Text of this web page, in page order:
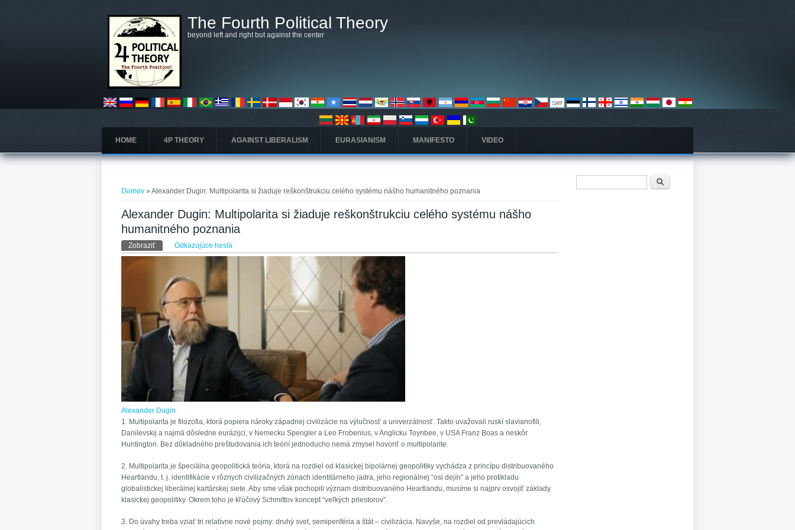
The Fourth Political Theory
beyond left and right but against the center
HOME 4P THEORY AGAINST LIBERALISM EURASIANISM MANIFESTO VIDEO
Domov » Alexander Dugin: Multipolarita si žiaduje reškonštrukciu celého systému nášho humanitného poznania
Alexander Dugin: Multipolarita si žiaduje reškonštrukciu celého systému nášho
humanitného poznania
Primárne karty
Zobraziť (aktívna karta)
Odkazujúce heslá
Alexander Dugin
1. Multipolarita je filozofia, ktorá popiera nároky západnej civilizácie na výlučnosť a univerzálnosť. Takto uvažovali ruskí slavianofili,
Danilevskij a najmä dôsledne eurázijci, v Nemecku Spengler a Leo Frobenius, v Anglicku Toynbee, v USA Franz Boas a neskôr
Huntington. Bez dôkladného preštudovania ich teórií jednoducho nemá zmysel hovoriť o multipolarite.
2. Multipolarita je špeciálna geopolitická teória, ktorá na rozdiel od klasickej bipolárnej geopolitiky vychádza z princípu distribuovaného
Heartlandu, t. j. identifikácie v rôznych civilizačných zónach identitárneho jadra, jeho regionálnej “osi dejín” a jeho protikladu
globalistickej liberálnej kartárskej siete. Aby sme však pochopili význam distribuovaného Heartlandu, musíme si najprv osvojiť základy
klasickej geopolitiky. Okrem toho je kľúčový Schmittov koncept “veľkých priestorov”.
3. Do úvahy treba vziať tri relatívne nové pojmy: druhý svet, semiperiféria a štát – civilizácia. Navyše, na rozdiel od prevládajúcich
Vyhľadávanie